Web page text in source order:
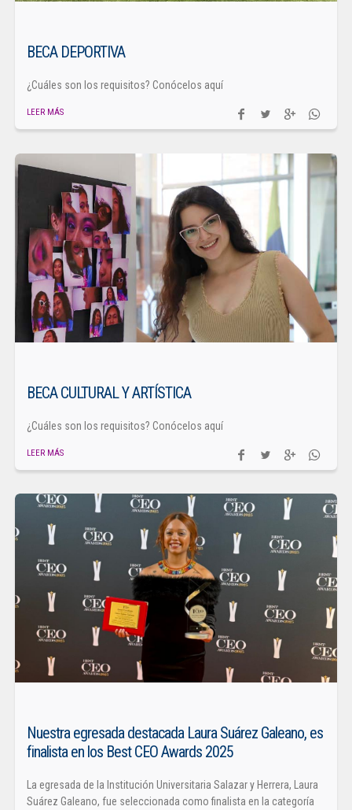
BECA DEPORTIVA
¿Cuáles son los requisitos? Conócelos aquí
LEER MÁS
BECA CULTURAL Y ARTÍSTICA
¿Cuáles son los requisitos? Conócelos aquí
LEER MÁS
Nuestra egresada destacada Laura Suárez Galeano, es
finalista en los Best CEO Awards 2025
La egresada de la Institución Universitaria Salazar y Herrera, Laura
Suárez Galeano, fue seleccionada como finalista en la categoría